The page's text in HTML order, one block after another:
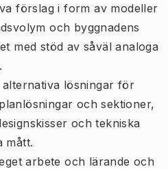
förslag i form av modeller
och byggnadens
med stöd av såväl analoga
lösningar för
och sektioner,
och tekniska
mått.
arbete och lärande och